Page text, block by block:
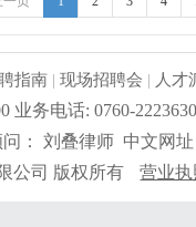
指南 |现场招聘会 | 人才
业务电话: 0760-
问： 刘叠律师 中文网
公司 版权所有
营业